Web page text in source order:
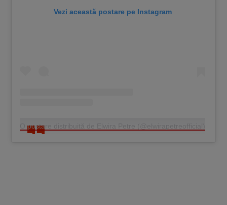
Vezi această postare pe Instagram
O postare distribuită de Elwira Petre (@elwirapetreofficial)